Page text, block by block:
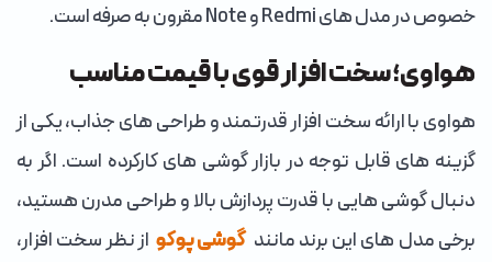
خصوص در مدل های Redmi و Note مقرون به صرفه است.
هواوی؛ سخت افزار قوی با قیمت مناسب
هواوی با ارائه سخت افزار قدرتمند و طراحی های جذاب، یکی از
گزینه های قابل توجه در بازار گوشی های کارکرده است. اگر به
دنبال گوشی هایی با قدرت پردازش بالا و طراحی مدرن هستید،
برخی مدل های این برند مانند گوشی پوکو از نظر سخت افزار،